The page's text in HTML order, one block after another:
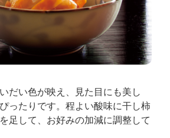
だい色が映え、見た目にも美し
ったりです。程よい酸味に干し柿
足して、お好みの加減に調整して